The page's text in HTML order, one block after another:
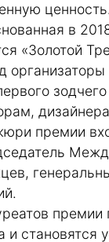
в
«Золотой
премии
премии
и становятся